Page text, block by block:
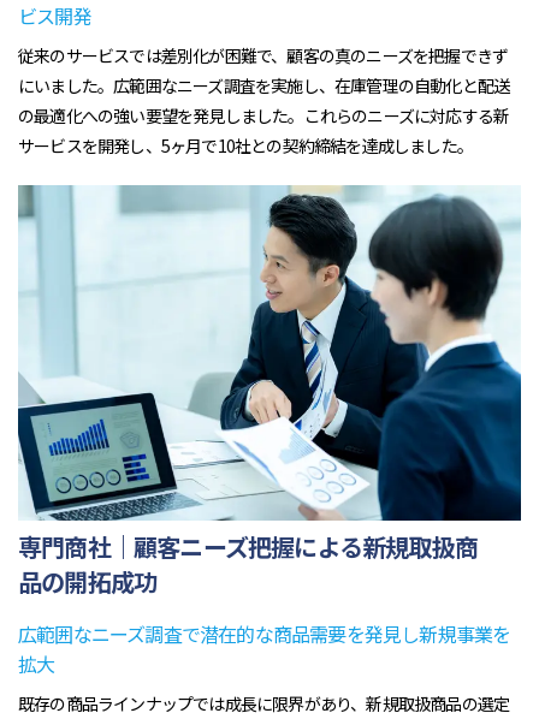
ビス開発
従来のサービスでは差別化が困難で、顧客の真のニーズを把握できず
にいました。広範囲なニーズ調査を実施し、在庫管理の自動化と配送
の最適化への強い要望を発見しました。これらのニーズに対応する新
サービスを開発し、5ヶ月で10社との契約締結を達成しました。
専門商社｜顧客ニーズ把握による新規取扱商
品の開拓成功
広範囲なニーズ調査で潜在的な商品需要を発見し新規事業を
拡大
既存の商品ラインナップでは成長に限界があり、新規取扱商品の選定